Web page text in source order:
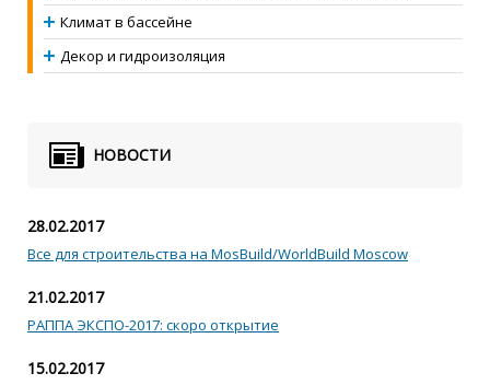
Климат в бассейне
Декор и гидроизоляция
НОВОСТИ
28.02.2017
Все для строительства на MosBuild/WorldBuild Moscow
21.02.2017
РАППА ЭКСПО-2017: скоро открытие
15.02.2017